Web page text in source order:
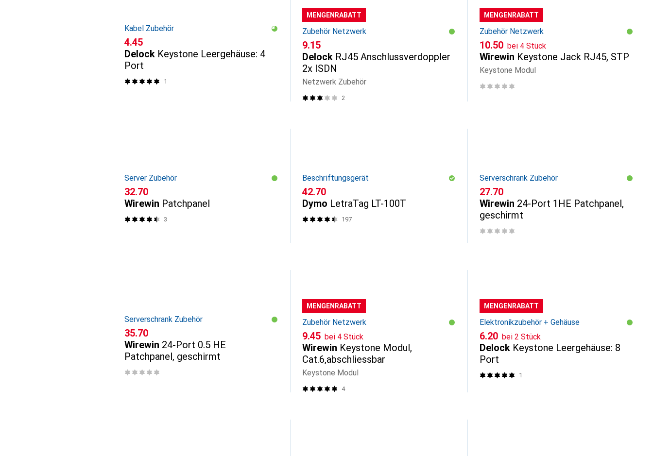
Kabel Zubehör
CHF
4.45
Delock Keystone Leergehäuse: 4
Port
1
MENGENRABATT
Zubehör Netzwerk
CHF
9.15
Delock RJ45 Anschlussverdoppler
2x ISDN
Netzwerk Zubehör
2
MENGENRABATT
Zubehör Netzwerk
CHF
10.50 bei 4 Stück
Wirewin Keystone Jack RJ45, STP
Keystone Modul
Server Zubehör
CHF
32.70
Wirewin Patchpanel
3
Beschriftungsgerät
CHF
42.70
Dymo LetraTag LT-100T
197
Serverschrank Zubehör
CHF
27.70
Wirewin 24-Port 1HE Patchpanel,
geschirmt
Serverschrank Zubehör
CHF
35.70
Wirewin 24-Port 0.5 HE
Patchpanel, geschirmt
MENGENRABATT
Zubehör Netzwerk
CHF
9.45 bei 4 Stück
Wirewin Keystone Modul,
Cat.6,abschliessbar
Keystone Modul
4
MENGENRABATT
Elektronikzubehör + Gehäuse
CHF
6.20 bei 2 Stück
Delock Keystone Leergehäuse: 8
Port
1